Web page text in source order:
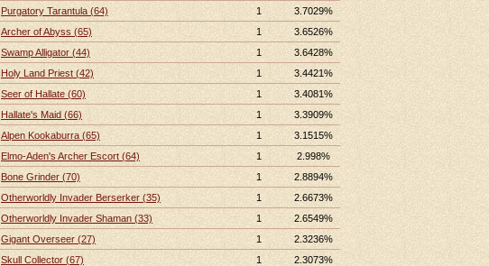
Purgatory Tarantula (64) 1
3.7029%
Archer of Abyss (65) 1
3.6526%
Swamp Alligator (44)
1
3.6428%
Holy Land Priest (42) 1
3.4421%
Seer of Hallate (60) 1
3.4081%
Hallate's Maid (66) 1
3.3909%
Alpen Kookaburra (65)
1
3.1515%
Elmo-Aden's Archer Escort (64)
1
2.998%
Bone Grinder (70) 1
2.8894%
Otherworldly Invader Berserker (35) 1
2.6673%
Otherworldly Invader Shaman (33) 1
2.6549%
Gigant Overseer (27) 1
2.3236%
Skull Collector (67) 1
2.3073%